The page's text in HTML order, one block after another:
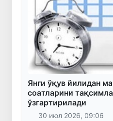
Янги ўқув йилидан
соатларини
ўзгартирилади
30 июл 2026, 09:06